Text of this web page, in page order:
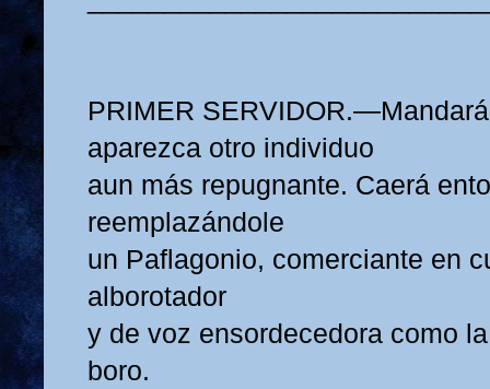
PRIMER
aparezca otro individuo
aun más repugnante. Caerá
reemplazándole
un Paflagonio, comerciante en
alborotador
y de voz ensordecedora como
boro.